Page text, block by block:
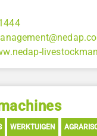
WERKTUIGEN